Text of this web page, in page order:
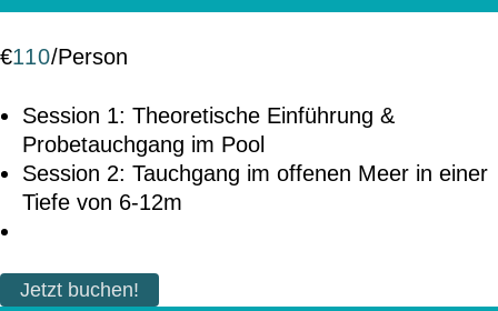
€110/Person
Session 1: Theoretische Einführung &
Probetauchgang im Pool
Session 2: Tauchgang im offenen Meer in einer
Tiefe von 6-12m
Jetzt buchen!